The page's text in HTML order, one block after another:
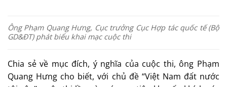
Ông Phạm Quang Hưng, Cục trưởng Cục Hợp tác quốc tế (Bộ
GD&ĐT) phát biểu khai mạc cuộc thi
Chia sẻ về mục đích, ý nghĩa của cuộc thi, ông Phạm
Quang Hưng cho biết, với chủ đề “Việt Nam đất nước